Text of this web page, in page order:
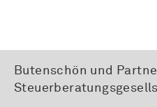
Butenschön und